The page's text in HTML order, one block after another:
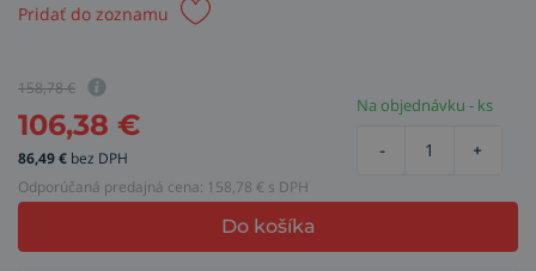
Pridať do zoznamu
158,78€
106,38 €
86,49€ bez DPH
Odporúčaná predajná cena: 158,78 € s DPH
Na objednávku - ks
- +
Do košíka